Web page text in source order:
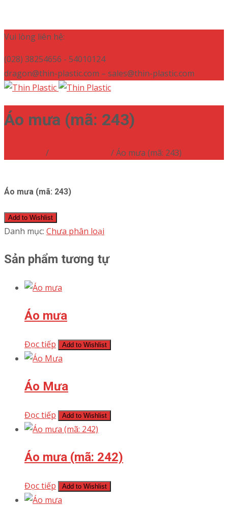
Vui lòng liên hệ:
(028) 38254656 - 54010124
dragon@thin-plastic.com – sales@thin-plastic.com
Áo mưa (mã: 243)
/ / Áo mưa (mã: 243)
Áo mưa (mã: 243)
Add to Wishlist
Danh mục: Chưa phân loại
Sản phẩm tương tự
Áo mưa
Đọc tiếp Add to Wishlist
Áo Mưa
Đọc tiếp Add to Wishlist
Áo mưa (mã: 242)
Đọc tiếp Add to Wishlist